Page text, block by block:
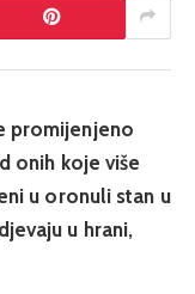
promijenjeno
onih koje više
u oronuli stan u
u hrani,